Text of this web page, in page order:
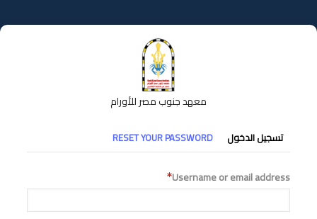
إلى
المحتوى
معهد جنوب مصر للأورام
التبويبات
الأساسية
تسجيل الدخول RESET YOUR PASSWORD
Username or email address